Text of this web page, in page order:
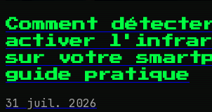
Comment
activer
sur votre
guide pratique
31 juil. 2026